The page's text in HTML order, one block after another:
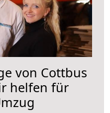
von Cottbus
helfen für